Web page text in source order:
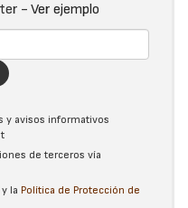
- Ver ejemplo
y avisos informativos
de terceros vía
y la Política de Protección de